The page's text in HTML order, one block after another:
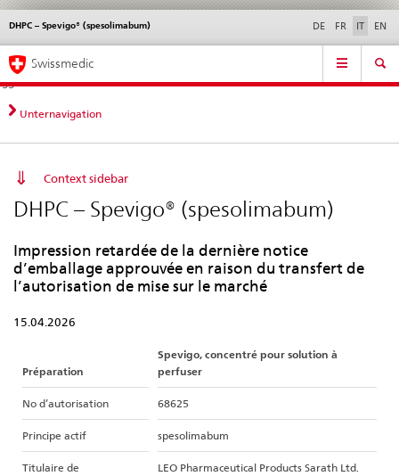
Navigazione
diretta:
novità,
aspetti
contatto
Novità &
norme
Contatto | Supporto &
aiuto
DHPC – Spevigo® (spesolimabum) DE FR IT EN
Service
Navigation
Swissmedic
Unternavigation
Context sidebar
DHPC – Spevigo® (spesolimabum)
Impression retardée de la dernière notice
d’emballage approuvée en raison du transfert de
l’autorisation de mise sur le marché
15.04.2026
Préparation
Spevigo, concentré pour solution à
perfuser
No d’autorisation 68625
Principe actif spesolimabum
Titulaire de
LEO Pharmaceutical Products Sarath Ltd.